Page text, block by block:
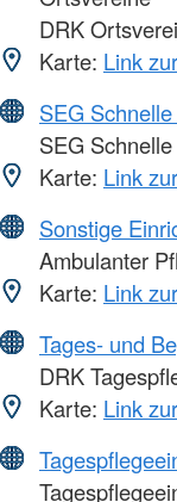
DRK
Karte: Link
SEG
SEG
Karte: Link
Sonstige
Ambulanter
Karte: Link
Tages- und
DRK
Karte: Link